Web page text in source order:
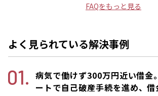
FAQをもっと見る
よく見られている解決事例
病気で働けず300万円近い借金
ートで自己破産手続を進め、借